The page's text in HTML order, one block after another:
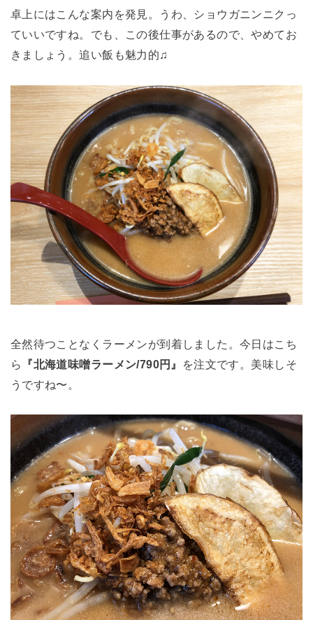
卓上にはこんな案内を発見。うわ、ショウガニンニクっ
ていいですね。でも、この後仕事があるので、やめてお
きましょう。追い飯も魅力的♫
全然待つことなくラーメンが到着しました。今日はこち
ら
『北海道味噌ラーメン/790円』
を注文です。美味しそ
うですね〜。